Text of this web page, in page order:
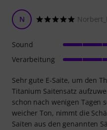
N
Sehr gute E-Saite, um den
Titanium Saitensatz
schon nach wenigen Tagen
weicher Ton, nimmt die
Saiten aus den genannten
Sound
Verarbeitung